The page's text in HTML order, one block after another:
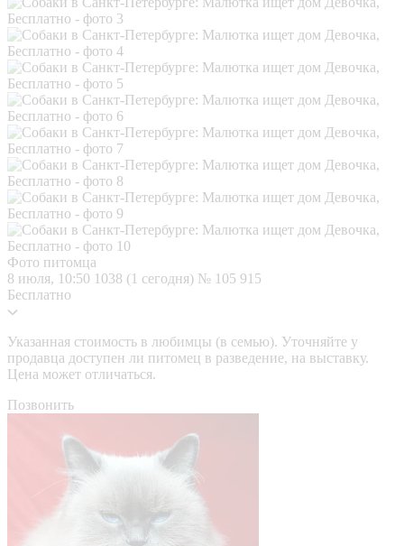
Фото питомца
8 июля, 10:50 1038 (1 сегодня) № 105 915
Бесплатно
Указанная стоимость в любимцы (в семью). Уточняйте у
продавца доступен ли питомец в разведение, на выставку.
Цена может отличаться.
Позвонить